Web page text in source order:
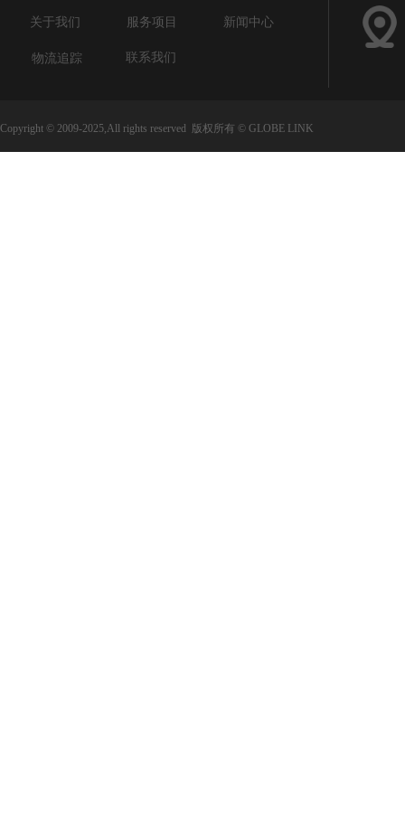
Copyright © 2009-2025,All rights reserved 版权所有 © GLOBE LINK
关于我们 服务项目 新闻中心
物流追踪 联系我们